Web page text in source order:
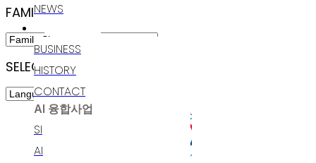
NEWS
BUSINESS
HISTORY
CONTACT
AI 융합사업
SI
AI
FAMILY SITES
SELECT LANGUAGE